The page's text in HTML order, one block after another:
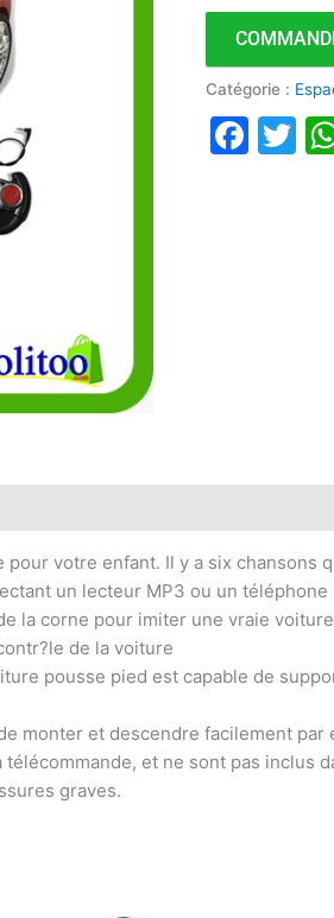
Catégorie :
votre enfant. Il y a six chansons
un lecteur MP3 ou un téléphone
la corne pour imiter une vraie voiture
de la voiture
pousse pied est capable de
monter et descendre facilement par
et ne sont pas inclus
graves.